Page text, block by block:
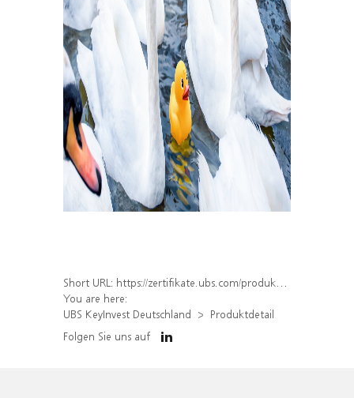
Short URL: https://zertifikate.ubs.com/produkt/detail/index/isin/DE000UQ8FF25
You are here:
UBS KeyInvest Deutschland
Produktdetail
Folgen Sie uns auf